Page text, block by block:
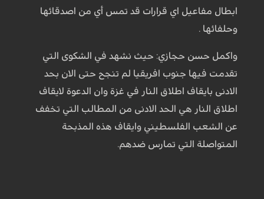
ابطال مفاعيل اي قرارات قد تمس أي من اصدقائها
وحلفائها .
واكمل حسن حجازي: حيث نشهد في الشكوى التي
تقدمت فيها جنوب افريقيا لم تنجح حتى الان بحد
الادنى بايقاف اطلاق النار في غزة وان الدعوة لايقاف
اطلاق النار هي الحد الادنى من المطالب التي تخفف
عن الشعب الفلسطيني وايقاف هذه المذبحة
المتواصلة التي تمارس ضدهم.